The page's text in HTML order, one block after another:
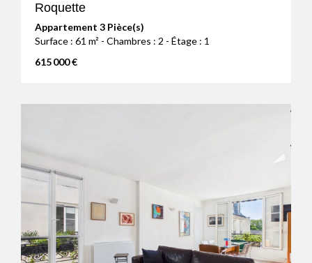
Roquette
Appartement 3 Pièce(s)
Surface : 61 m² - Chambres : 2 - Étage : 1
615 000 €